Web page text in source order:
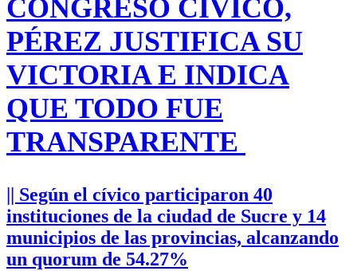
CONGRESO CÍVICO,
PÉREZ JUSTIFICA SU
VICTORIA E INDICA
QUE TODO FUE
TRANSPARENTE
|| Según el cívico participaron 40
instituciones de la ciudad de Sucre y 14
municipios de las provincias, alcanzando
un quorum de 54.27%